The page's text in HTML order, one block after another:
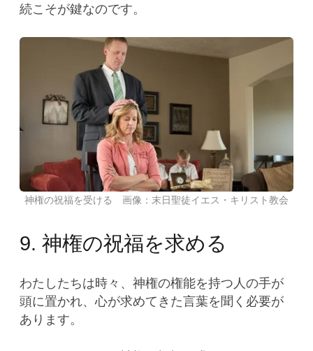
続こそが鍵なのです。
神権の祝福を受ける 画像：末日聖徒イエス・キリスト教会
9. 神権の祝福を求める
わたしたちは時々、神権の権能を持つ人の手が
頭に置かれ、心が求めてきた言葉を聞く必要が
あります。